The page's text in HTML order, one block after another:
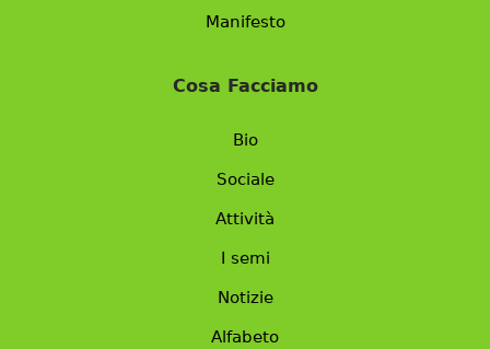
Manifesto
Cosa Facciamo
Bio
Sociale
Attività
I semi
Notizie
Alfabeto